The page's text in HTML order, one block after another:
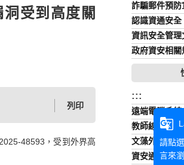
受到高度關
列印
48593，受到外界高
詐騙郵件預防
認識資通安全
資訊安全管理
政府資安相關
:::
遠端電腦系統
教師線上點名
文藻外語大
資安通報流程
g_translate
請點
言來